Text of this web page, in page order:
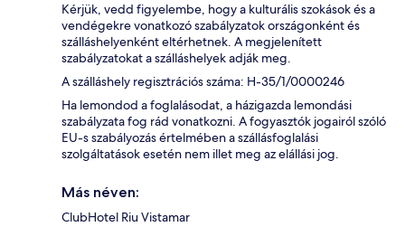
Kérjük, vedd figyelembe, hogy a kulturális szokások és a
vendégekre vonatkozó szabályzatok országonként és
szálláshelyenként eltérhetnek. A megjelenített
szabályzatokat a szálláshelyek adják meg.
A szálláshely regisztrációs száma: H-35/1/0000246
Ha lemondod a foglalásodat, a házigazda lemondási
szabályzata fog rád vonatkozni. A fogyasztók jogairól szóló
EU-s szabályozás értelmében a szállásfoglalási
szolgáltatások esetén nem illet meg az elállási jog.
Más néven:
ClubHotel Riu Vistamar